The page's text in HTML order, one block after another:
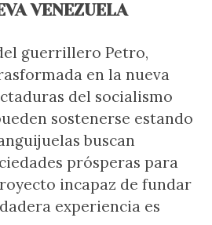
VENEZUELA
guerrillero Petro,
en la nueva
del socialismo
sostenerse estando
buscan
prósperas para
incapaz de fundar
experiencia es